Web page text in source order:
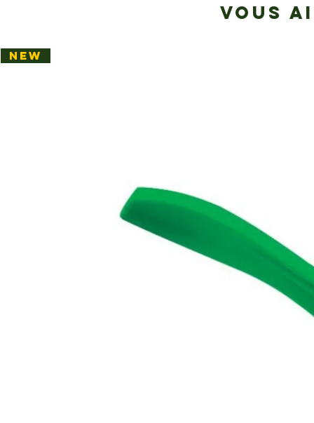
VOUS
NEW